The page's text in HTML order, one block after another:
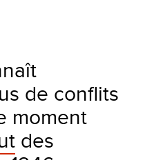
de conflits
moment
des